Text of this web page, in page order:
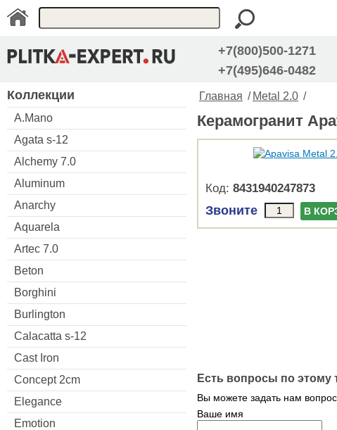
+7(800)500-1271
+7(495)646-0482
Коллекции
A.Mano
Agata s-12
Alchemy 7.0
Aluminum
Anarchy
Aquarela
Artec 7.0
Beton
Borghini
Burlington
Calacatta s-12
Cast Iron
Concept 2cm
Elegance
Emotion
Главная / Metal 2.0 /
Керамогранит
Код: 8431940247873
Звоните В
Есть вопросы по этому
Вы можете задать нам
Ваше имя